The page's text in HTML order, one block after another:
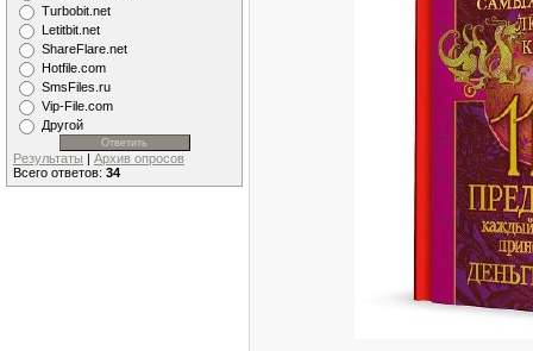
Turbobit.net
Letitbit.net
ShareFlare.net
Hotfile.com
SmsFiles.ru
Vip-File.com
Другой
Результаты | Архив опросов
Всего ответов: 34